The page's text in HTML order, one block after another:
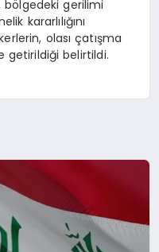
bölgedeki gerilimi
kararlılığını
olası çatışma
getirildiği belirtildi.